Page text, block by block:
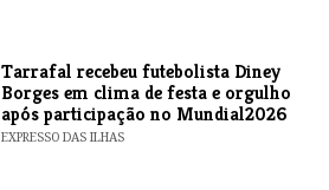
Tarrafal recebeu futebolista Diney
Borges em clima de festa e orgulho
após participação no Mundial2026
EXPRESSO DAS ILHAS